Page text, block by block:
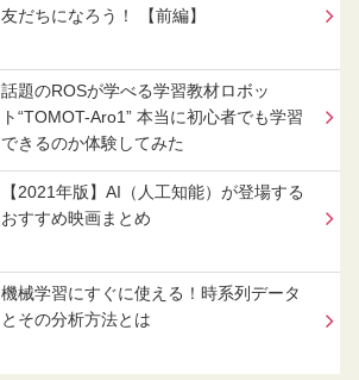
友だちになろう！ 【前編】
話題のROSが学べる学習教材ロボッ
ト“TOMOT-Aro1” 本当に初心者でも学習
できるのか体験してみた
【2021年版】AI（人工知能）が登場する
おすすめ映画まとめ
機械学習にすぐに使える！時系列データ
とその分析方法とは